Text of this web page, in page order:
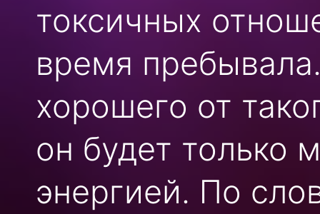
токсичных
время
хорошего от
он будет только
энергией. По